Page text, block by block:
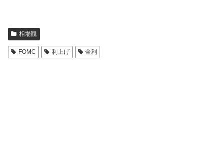
相場観
FOMC 利上げ 金利